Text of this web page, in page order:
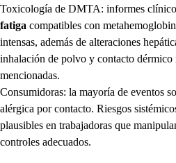
Toxicología de DMTA: informes
fatiga compatibles con
intensas, además de alteraciones
inhalación de polvo y contacto dérmico
mencionadas.
Consumidoras: la mayoría de eventos
alérgica por contacto. Riesgos
plausibles en trabajadoras que
controles adecuados.